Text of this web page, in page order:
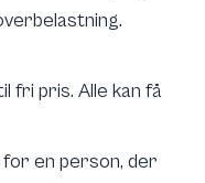
fri pris. Alle kan få
for en person, der